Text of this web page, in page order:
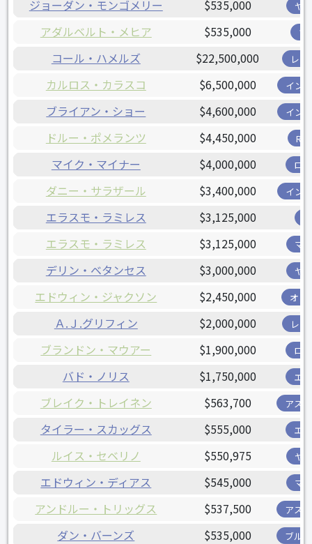
ジョーダン・モンゴメリー $535,000 ヤ
アダルベルト・メヒア $535,000 ツ
コール・ハメルズ $22,500,000 レン
カルロス・カラスコ $6,500,000 イン
ブライアン・ショー $4,600,000 イン
ドルー・ポメランツ $4,450,000 R
マイク・マイナー $4,000,000 ロ
ダニー・サラザール $3,400,000 イン
エラスモ・ラミレス $3,125,000
エラスモ・ラミレス $3,125,000 マ
デリン・ベタンセス $3,000,000 ヤ
エドウィン・ジャクソン $2,450,000 オリ
Ａ.Ｊ.グリフィン $2,000,000 レン
ブランドン・マウアー $1,900,000 ロ
バド・ノリス $1,750,000 エ
ブレイク・トレイネン $563,700 アス
タイラー・スカッグス $555,000 エ
ルイス・セベリノ $550,975 ヤ
エドウィン・ディアス $545,000 マ
アンドルー・トリッグス $537,500 アス
ダン・バーンズ $535,000 ブル